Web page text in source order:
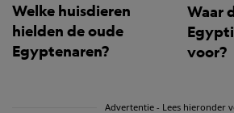
Welke huisdieren
hielden de oude
Egyptenaren?
Waar
voor?
Advertentie - Lees hieronder